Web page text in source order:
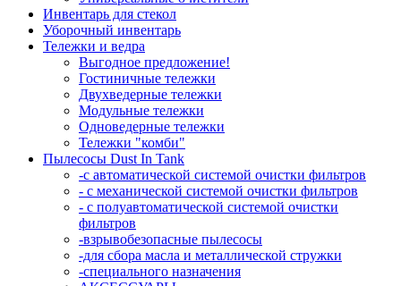
Инвентарь для стекол
Уборочный инвентарь
Тележки и ведра
Выгодное предложение!
Гостиничные тележки
Двухведерные тележки
Модульные тележки
Одноведерные тележки
Тележки "комби"
Пылесосы Dust In Tank
-с автоматической системой очистки фильтров
- с механической системой очистки фильтров
- с полуавтоматической системой очистки
фильтров
-взрывобезопасные пылесосы
-для сбора масла и металлической стружки
-специального назначения